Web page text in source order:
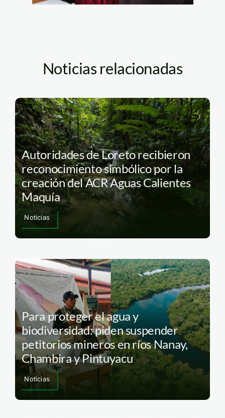
Noticias relacionadas
Autoridades de Loreto recibieron
reconocimiento simbólico por la
creación del ACR Aguas Calientes
Maquía
Noticias
Para proteger el agua y
biodiversidad: piden suspender
petitorios mineros en ríos Nanay,
Chambira y Pintuyacu
Noticias